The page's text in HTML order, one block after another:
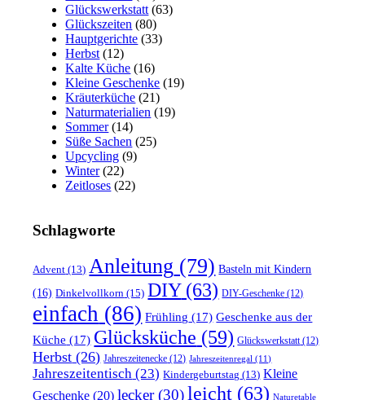
Glückswerkstatt (63)
Glückszeiten (80)
Hauptgerichte (33)
Herbst (12)
Kalte Küche (16)
Kleine Geschenke (19)
Kräuterküche (21)
Naturmaterialien (19)
Sommer(14)
Süße Sachen (25)
Upcycling (9)
Winter(22)
Zeitloses (22)
Schlagworte
Advent (13) Anleitung (79) Basteln mit Kindern
(16) Dinkelvollkorn (15) DIY(63) DIY-Geschenke (12)
einfach (86) Frühling (17) Geschenke aus der
Küche (17) Glücksküche (59) Glückswerkstatt(12)
Herbst (26) Jahreszeitenecke (12) Jahreszeitenregal (11)
Jahreszeitentisch (23) Kindergeburtstag (13) Kleine
Geschenke (20) lecker(30) leicht (63) Naturetable